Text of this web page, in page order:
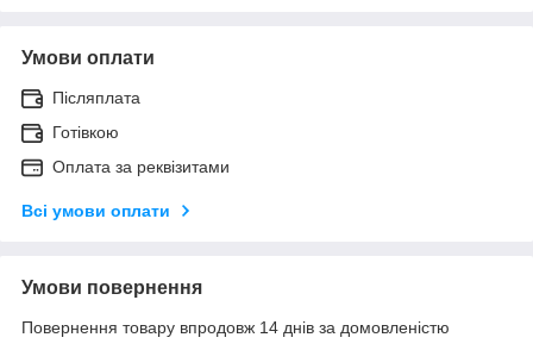
Умови оплати
Післяплата
Готівкою
Оплата за реквізитами
Всі умови оплати
Умови повернення
Повернення товару впродовж 14 днів за домовленістю